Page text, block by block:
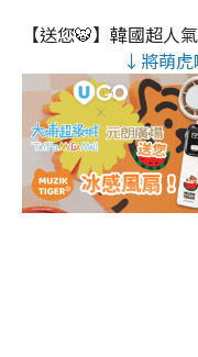
【送您🐯】韓國超人
↓將萌虎